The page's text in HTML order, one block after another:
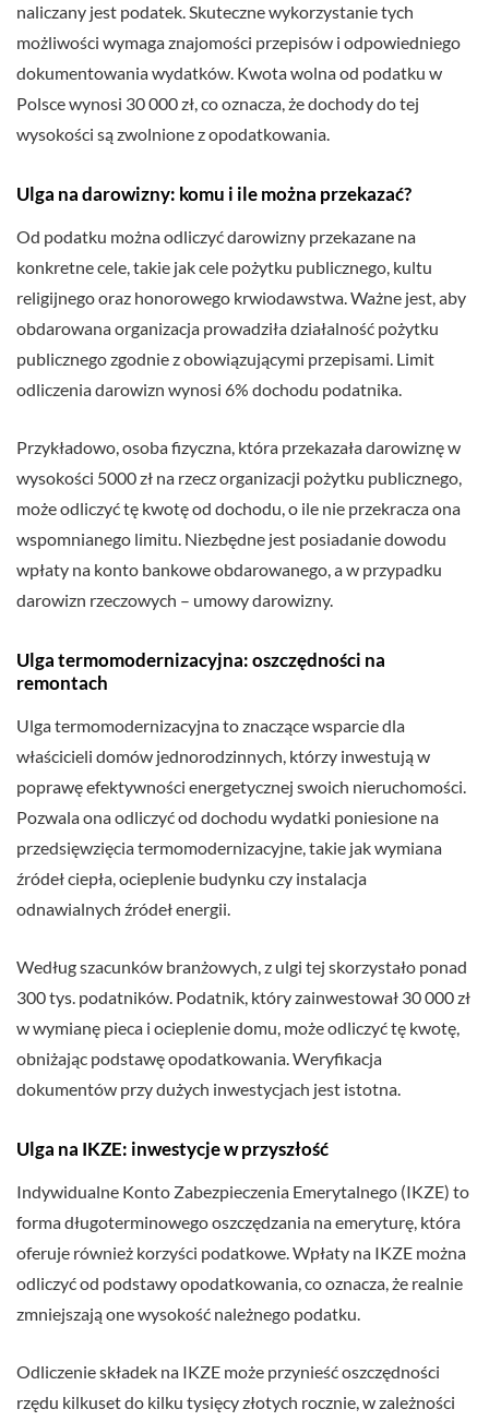
naliczany jest podatek. Skuteczne wykorzystanie tych
możliwości wymaga znajomości przepisów i odpowiedniego
dokumentowania wydatków. Kwota wolna od podatku w
Polsce wynosi 30 000 zł, co oznacza, że dochody do tej
wysokości są zwolnione z opodatkowania.
Ulga na darowizny: komu i ile można przekazać?
Od podatku można odliczyć darowizny przekazane na
konkretne cele, takie jak cele pożytku publicznego, kultu
religijnego oraz honorowego krwiodawstwa. Ważne jest, aby
obdarowana organizacja prowadziła działalność pożytku
publicznego zgodnie z obowiązującymi przepisami. Limit
odliczenia darowizn wynosi 6% dochodu podatnika.
Przykładowo, osoba fizyczna, która przekazała darowiznę w
wysokości 5000 zł na rzecz organizacji pożytku publicznego,
może odliczyć tę kwotę od dochodu, o ile nie przekracza ona
wspomnianego limitu. Niezbędne jest posiadanie dowodu
wpłaty na konto bankowe obdarowanego, a w przypadku
darowizn rzeczowych – umowy darowizny.
Ulga termomodernizacyjna: oszczędności na
remontach
Ulga termomodernizacyjna to znaczące wsparcie dla
właścicieli domów jednorodzinnych, którzy inwestują w
poprawę efektywności energetycznej swoich nieruchomości.
Pozwala ona odliczyć od dochodu wydatki poniesione na
przedsięwzięcia termomodernizacyjne, takie jak wymiana
źródeł ciepła, ocieplenie budynku czy instalacja
odnawialnych źródeł energii.
Według szacunków branżowych, z ulgi tej skorzystało ponad
300 tys. podatników. Podatnik, który zainwestował 30 000 zł
w wymianę pieca i ocieplenie domu, może odliczyć tę kwotę,
obniżając podstawę opodatkowania. Weryfikacja
dokumentów przy dużych inwestycjach jest istotna.
Ulga na IKZE: inwestycje w przyszłość
Indywidualne Konto Zabezpieczenia Emerytalnego (IKZE) to
forma długoterminowego oszczędzania na emeryturę, która
oferuje również korzyści podatkowe. Wpłaty na IKZE można
odliczyć od podstawy opodatkowania, co oznacza, że realnie
zmniejszają one wysokość należnego podatku.
Odliczenie składek na IKZE może przynieść oszczędności
rzędu kilkuset do kilku tysięcy złotych rocznie, w zależności